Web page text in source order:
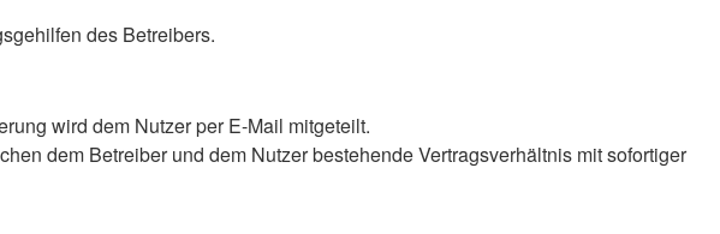
des Betreibers.
wird dem Nutzer per E-Mail mitgeteilt.
dem Betreiber und dem Nutzer bestehende Vertragsverhältnis mit sofortiger